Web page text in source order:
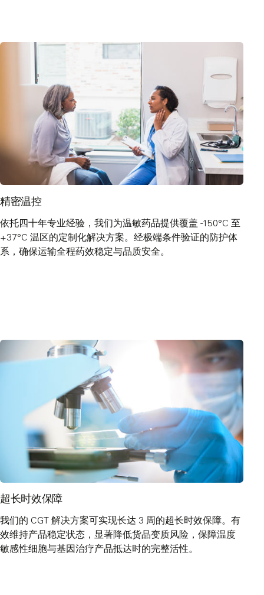
精密温控
依托四十年专业经验，我们为温敏药品提供覆盖 -150°C 至
+37°C 温区的定制化解决方案。经极端条件验证的防护体
系，确保运输全程药效稳定与品质安全。
超长时效保障
我们的 CGT 解决方案可实现长达 3 周的超长时效保障。有
效维持产品稳定状态，显著降低货品变质风险，保障温度
敏感性细胞与基因治疗产品抵达时的完整活性。